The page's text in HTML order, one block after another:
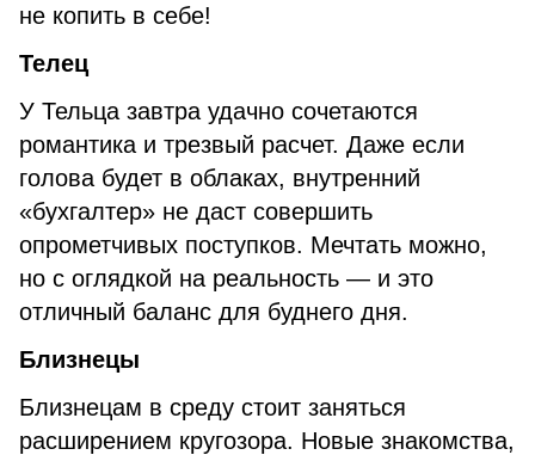
не копить в себе!
Телец
У Тельца завтра удачно сочетаются
романтика и трезвый расчет. Даже если
голова будет в облаках, внутренний
«бухгалтер» не даст совершить
опрометчивых поступков. Мечтать можно,
но с оглядкой на реальность — и это
отличный баланс для буднего дня.
Близнецы
Близнецам в среду стоит заняться
расширением кругозора. Новые знакомства,